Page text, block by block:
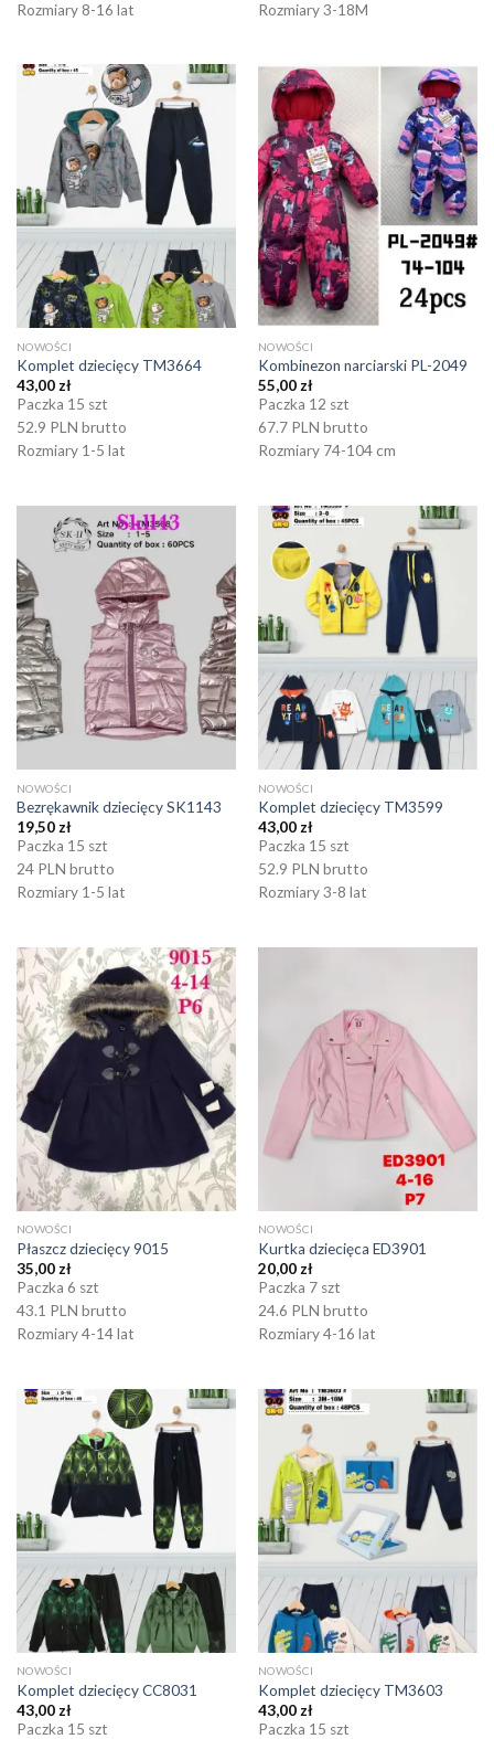
Rozmiary 8-16 lat Rozmiary 3-18M
NOWOŚCI
Komplet dziecięcy TM3664
43,00zł
Paczka 15 szt
52.9 PLN brutto
Rozmiary 1-5 lat
NOWOŚCI
Kombinezon narciarski PL-2049
55,00zł
Paczka 12 szt
67.7 PLN brutto
Rozmiary 74-104 cm
NOWOŚCI
Bezrękawnik dziecięcy SK1143
19,50zł
Paczka 15 szt
24 PLN brutto
Rozmiary 1-5 lat
NOWOŚCI
Komplet dziecięcy TM3599
43,00zł
Paczka 15 szt
52.9 PLN brutto
Rozmiary 3-8 lat
NOWOŚCI
Płaszcz dziecięcy 9015
35,00 zł
Paczka 6 szt
43.1 PLN brutto
Rozmiary 4-14 lat
NOWOŚCI
Kurtka dziecięca ED3901
20,00 zł
Paczka 7 szt
24.6 PLN brutto
Rozmiary 4-16 lat
NOWOŚCI
Komplet dziecięcy CC8031
43,00 zł
Paczka 15 szt
NOWOŚCI
Komplet dziecięcy TM3603
43,00 zł
Paczka 15 szt